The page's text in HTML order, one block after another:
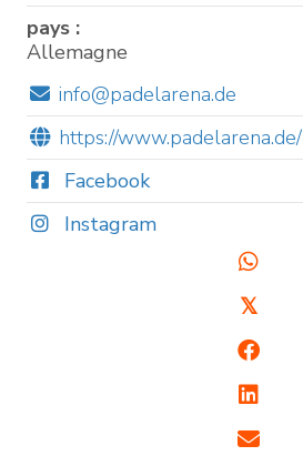
pays :
Allemagne
info@padelarena.de
https://www.padelarena.de/
Facebook
Instagram
𝕏